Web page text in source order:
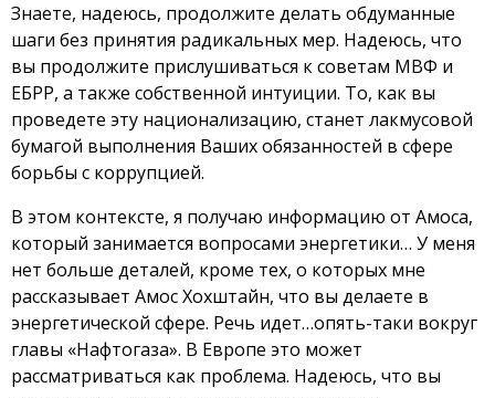
Знаете, надеюсь, продолжите делать обдуманные
шаги без принятия радикальных мер. Надеюсь, что
вы продолжите прислушиваться к советам МВФ и
ЕБРР, а также собственной интуиции. То, как вы
проведете эту национализацию, станет лакмусовой
бумагой выполнения Ваших обязанностей в сфере
борьбы с коррупцией.
В этом контексте, я получаю информацию от Амоса,
который занимается вопросами энергетики… У меня
нет больше деталей, кроме тех, о которых мне
рассказывает Амос Хохштайн, что вы делаете в
энергетической сфере. Речь идет…опять-таки вокруг
главы «Нафтогаза». В Европе это может
рассматриваться как проблема. Надеюсь, что вы